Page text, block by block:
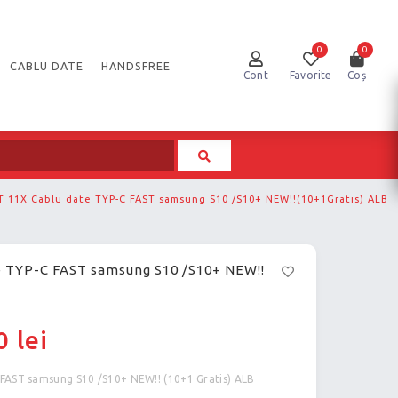
CABLU DATE HANDSFREE
Cont Favorite
0
Coș
0
11X Cablu date TYP-C FAST samsung S10 /S10+ NEW!!(10+1Gratis) ALB
C FAST samsung S10 /S10+ NEW!!
lei
samsung S10 /S10+ NEW!! (10+1 Gratis) ALB